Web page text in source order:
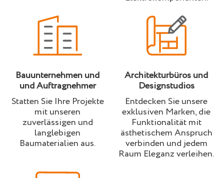
Bauunternehmen und
und Auftragnehmer
Statten Sie Ihre Projekte
mit unseren
zuverlässigen und
langlebigen
Baumaterialien aus.
Architekturbüros und
Designstudios
Entdecken Sie unsere
exklusiven Marken, die
Funktionalität mit
ästhetischem Anspruch
verbinden und jedem
Raum Eleganz verleihen.